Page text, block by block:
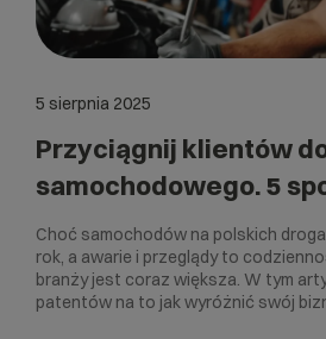
5 sierpnia 2025
Przyciągnij klientów
samochodowego. 5
Choć samochodów na polskich
rok, a awarie i przeglądy to
branży jest coraz większa. W tym
patentów na to jak wyróżnić swój